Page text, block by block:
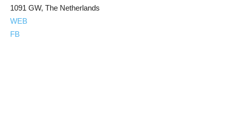
1091 GW, The Netherlands
WEB
FB